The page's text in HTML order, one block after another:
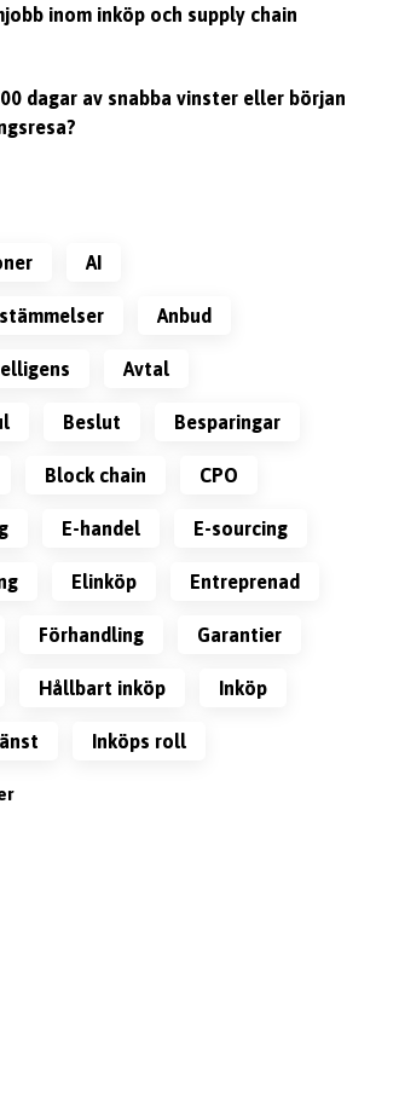
inom inköp och supply chain
dagar av snabba vinster eller början
AI
anbud
avtal
beslut besparingar
block chain CPO
e-handel e-sourcing
Elinköp Entreprenad
förhandling garantier
Hållbart inköp inköp
inköps roll